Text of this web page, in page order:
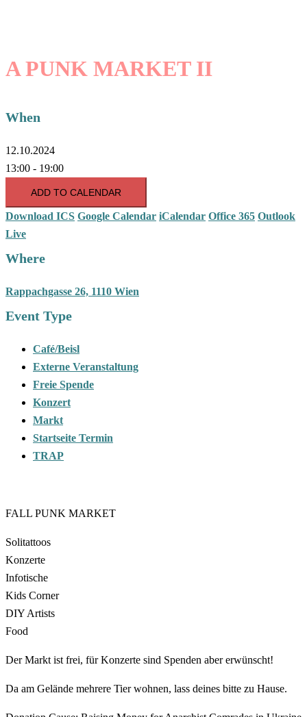
A PUNK MARKET II
When
12.10.2024
13:00 - 19:00
ADD TO CALENDAR
Download ICS Google Calendar iCalendar Office 365 Outlook
Live
Where
Rappachgasse 26, 1110 Wien
Event Type
Café/Beisl
Externe Veranstaltung
Freie Spende
Konzert
Markt
Startseite Termin
TRAP
FALL PUNK MARKET
Solitattoos
Konzerte
Infotische
Kids Corner
DIY Artists
Food
Der Markt ist frei, für Konzerte sind Spenden aber erwünscht!
Da am Gelände mehrere Tier wohnen, lass deines bitte zu Hause.